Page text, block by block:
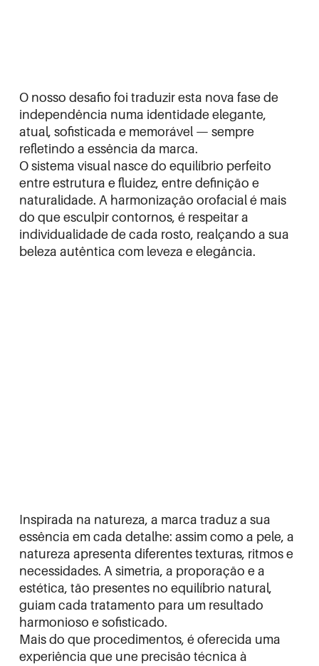
O nosso desafio foi traduzir esta nova fase de
independência numa identidade elegante,
atual, sofisticada e memorável — sempre
refletindo a essência da marca.
O sistema visual nasce do equilíbrio perfeito
entre estrutura e fluidez, entre definição e
naturalidade. A harmonização orofacial é mais
do que esculpir contornos, é respeitar a
individualidade de cada rosto, realçando a sua
beleza autêntica com leveza e elegância.
Inspirada na natureza, a marca traduz a sua
essência em cada detalhe: assim como a pele, a
natureza apresenta diferentes texturas, ritmos e
necessidades. A simetria, a proporação e a
estética, tão presentes no equilíbrio natural,
guiam cada tratamento para um resultado
harmonioso e sofisticado.
Mais do que procedimentos, é oferecida uma
experiência que une precisão técnica à